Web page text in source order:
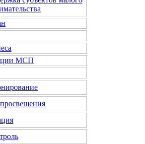
МСП